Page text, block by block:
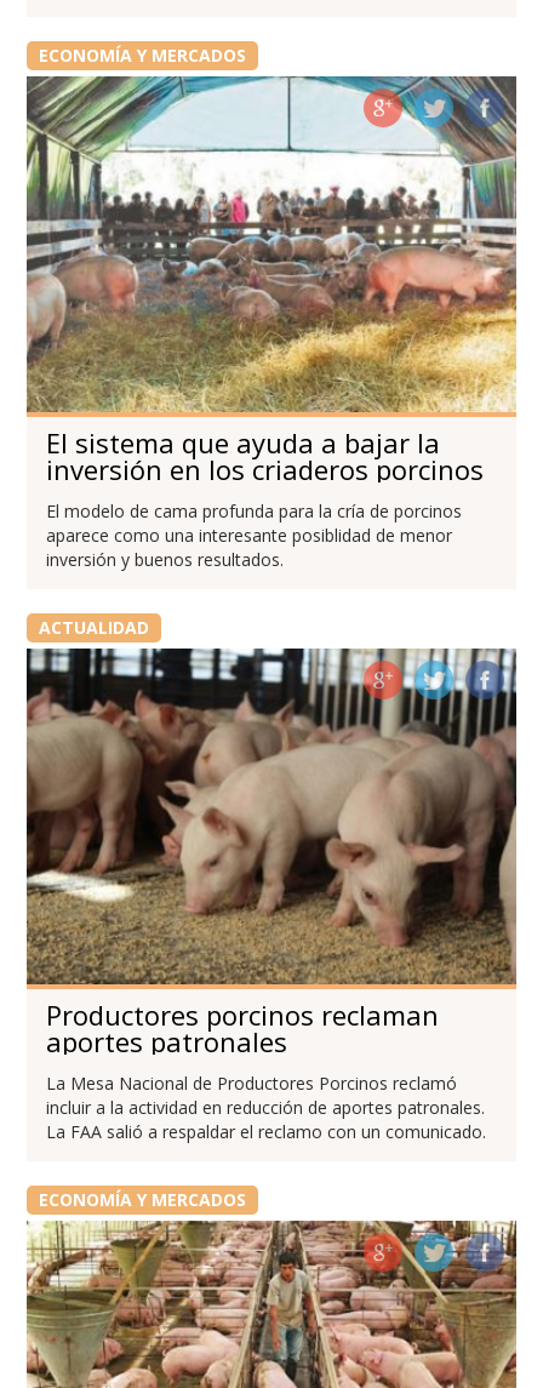
ECONOMÍA Y MERCADOS
El sistema que ayuda a bajar la
inversión en los criaderos porcinos
El modelo de cama profunda para la cría de porcinos
aparece como una interesante posiblidad de menor
inversión y buenos resultados.
ACTUALIDAD
Productores porcinos reclaman
aportes patronales
La Mesa Nacional de Productores Porcinos reclamó
incluir a la actividad en reducción de aportes patronales.
La FAA salió a respaldar el reclamo con un comunicado.
ECONOMÍA Y MERCADOS